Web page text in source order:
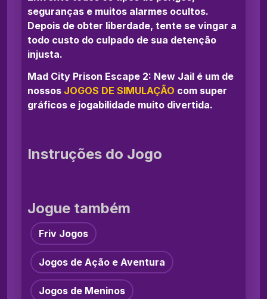
seguranças e muitos alarmes ocultos.
Depois de obter liberdade, tente se vingar a
todo custo do culpado de sua detenção
injusta.
Mad City Prison Escape 2: New Jail é um de
nossos JOGOS DE SIMULAÇÃO com super
gráficos e jogabilidade muito divertida.
Instruções do Jogo
Jogue também
Friv Jogos
Jogos de Ação e Aventura
Jogos de Meninos